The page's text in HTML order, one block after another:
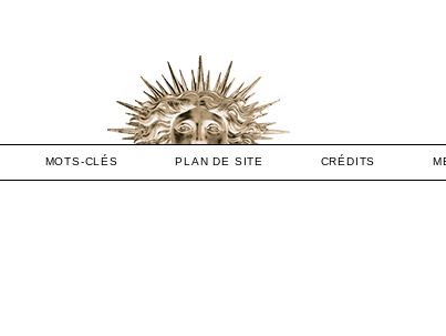
MOTS-CLÉS PLAN DE SITE CRÉDITS